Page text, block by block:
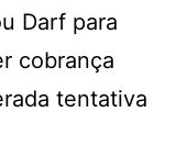
Darf para
cobrança
tentativa